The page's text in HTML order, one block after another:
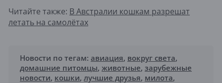
Читайте также: В Австралии кошкам разрешат
летать на самолётах
Новости по тегам: авиация, вокруг света,
домашние питомцы, животные, зарубежные
новости, кошки, лучшие друзья, милота,